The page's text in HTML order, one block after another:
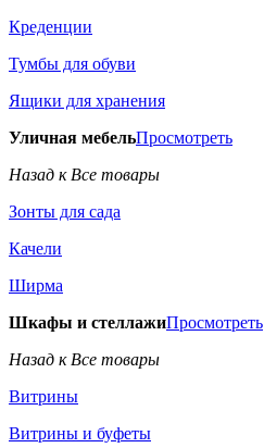
Креденции
Тумбы для обуви
Ящики для хранения
Уличная мебельПросмотреть
Назад к Все товары
Зонты для сада
Качели
Ширма
Шкафы и стеллажиПросмотреть
Назад к Все товары
Витрины
Витрины и буфеты